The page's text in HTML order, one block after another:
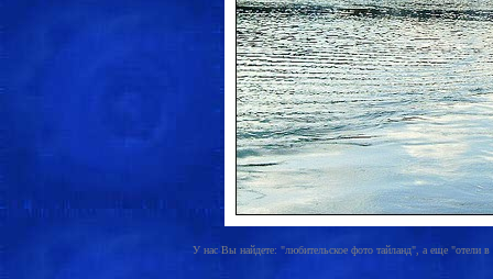
У нас Вы найдете: "любительское фото тайланд", а еще "отели